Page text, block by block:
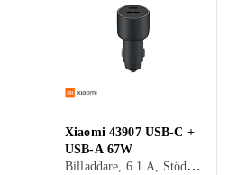
Xiaomi 43907 USB-C +
USB-A 67W
Billaddare, 6.1 A, Stöd för snabbladdning, Stöd för snabbladdning